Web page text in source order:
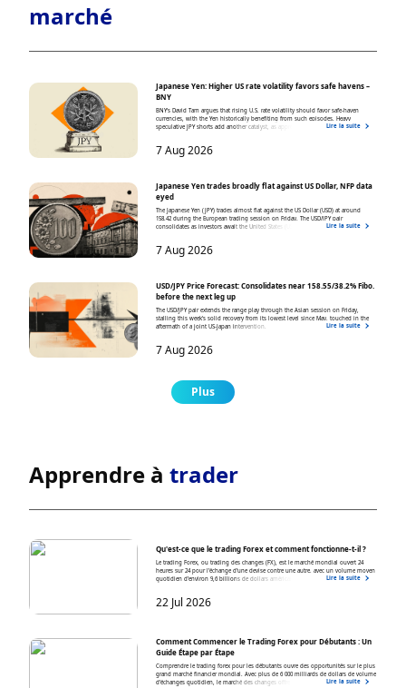
marché
Japanese Yen: Higher US rate volatility favors safe havens –
BNY
BNY's David Tam argues that rising U.S. rate volatility should favor safe-haven
currencies, with the Yen historically benefiting from such episodes. Heavy
speculative JPY shorts add another catalyst, as appreciation could force position
Lire la suite
7 Aug 2026
Japanese Yen trades broadly flat against US Dollar, NFP data
eyed
The Japanese Yen (JPY) trades almost flat against the US Dollar (USD) at around
158.42 during the European trading session on Friday. The USD/JPY pair
consolidates as investors await the United States (US) Nonfarm Payrolls (NFP) data
Lire la suite
7 Aug 2026
USD/JPY Price Forecast: Consolidates near 158.55/38.2% Fibo.
before the next leg up
The USD/JPY pair extends the range play through the Asian session on Friday,
stalling this week's solid recovery from its lowest level since May, touched in the
aftermath of a joint US-Japan intervention.
Lire la suite
7 Aug 2026
Plus
Apprendre à trader
Qu'est-ce que le trading Forex et comment fonctionne-t-il ?
Le trading Forex, ou trading des changes (FX), est le marché mondial ouvert 24
heures sur 24 pour l’échange d’une devise contre une autre, avec un volume moyen
quotidien d’environ 9,6 billions de dollars américains. Les traders achètent et
concepts clés tels que les pips, les spreads, l’effet de levier et la marge.
Lire la suite
22 Jul 2026
Comment Commencer le Trading Forex pour Débutants : Un
Guide Étape par Étape
Comprendre le trading forex pour les débutants ouvre des opportunités sur le plus
grand marché financier mondial. Avec plus de 6 000 milliards de dollars de volume
d’échanges quotidien, le marché des changes offre une liquidité et uneLire la suite